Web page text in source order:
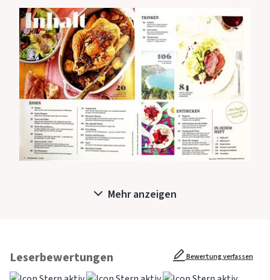
Mehr anzeigen
Leserbewertungen Bewertung verfassen